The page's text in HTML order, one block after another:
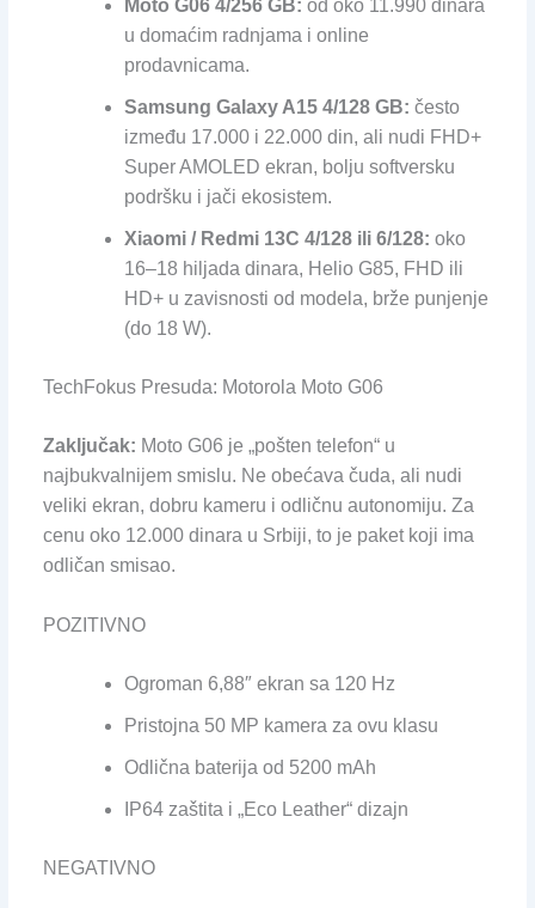
Moto G06 4/256 GB: od oko 11.990 dinara
u domaćim radnjama i online
prodavnicama.
Samsung Galaxy A15 4/128 GB: često
između 17.000 i 22.000 din, ali nudi FHD+
Super AMOLED ekran, bolju softversku
podršku i jači ekosistem.
Xiaomi / Redmi 13C 4/128 ili 6/128: oko
16–18 hiljada dinara, Helio G85, FHD ili
HD+ u zavisnosti od modela, brže punjenje
(do 18 W).
TechFokus Presuda: Motorola Moto G06
Zaključak: Moto G06 je „pošten telefon“ u
najbukvalnijem smislu. Ne obećava čuda, ali nudi
veliki ekran, dobru kameru i odličnu autonomiju. Za
cenu oko 12.000 dinara u Srbiji, to je paket koji ima
odličan smisao.
POZITIVNO
Ogroman 6,88″ ekran sa 120 Hz
Pristojna 50 MP kamera za ovu klasu
Odlična baterija od 5200 mAh
IP64 zaštita i „Eco Leather“ dizajn
NEGATIVNO